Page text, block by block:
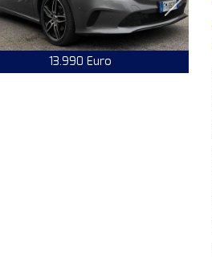
13.990 Euro